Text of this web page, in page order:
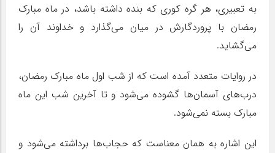
به تعبیری، هر گره کوری که بنده داشته باشد، در ماه مبارک
رمضان با پروردگارش در میان می‌گذارد و خداوند آن را
می‌گشاید.
در روایات متعدد آمده است که از شب اول ماه مبارک رمضان،
درب‌های آسمان‌ها گشوده می‌شود و تا آخرین شب این ماه
مبارک بسته نمی‌شود.
این اشاره به همان معناست که حجاب‌ها برداشته می‌شود و